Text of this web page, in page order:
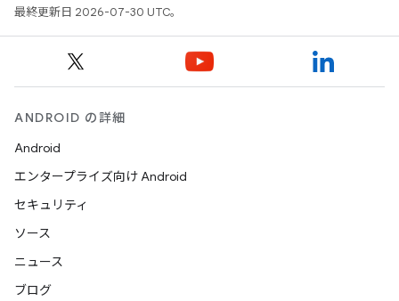
最終更新日 2026-07-30 UTC。
ANDROID の詳細
Android
エンタープライズ向け Android
セキュリティ
ソース
ニュース
ブログ